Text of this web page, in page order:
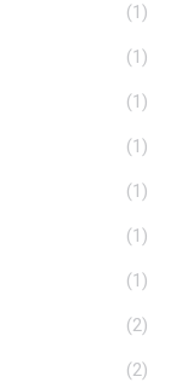
(1)
(1)
(1)
(1)
(1)
(1)
(1)
(2)
(2)